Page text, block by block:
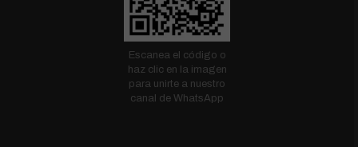
Escanea el código o
haz clic en la imagen
para unirte a nuestro
canal de WhatsApp